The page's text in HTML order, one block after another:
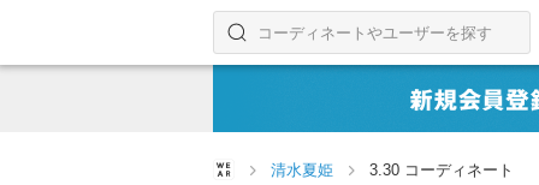
コーディネートやユーザーを探す
検索する
清水夏姫 3.30 コーディネート